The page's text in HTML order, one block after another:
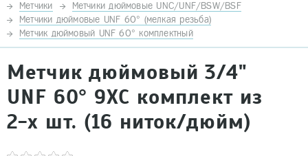
Метчики
Метчики дюймовые UNC/UNF/BSW/BSF
Метчики дюймовые UNF 60° (мелкая резьба)
Метчик дюймовый UNF 60° комплектный
Метчик дюймовый 3/4"
UNF 60° 9ХС комплект из
2-х шт. (16 ниток/дюйм)